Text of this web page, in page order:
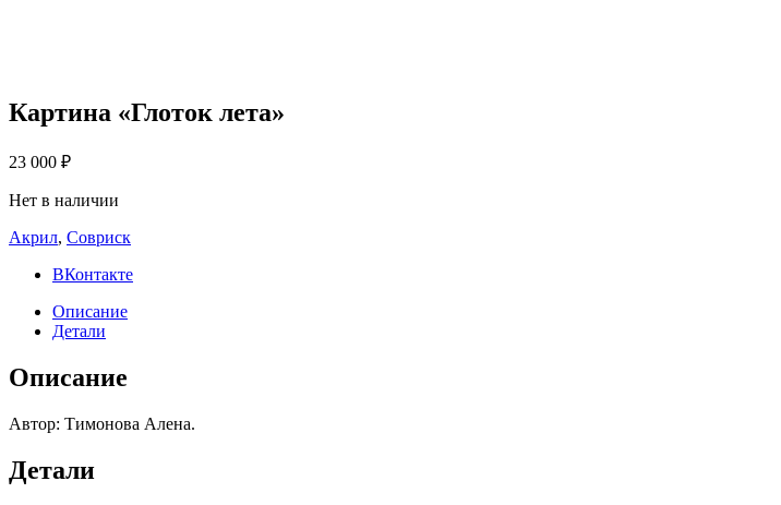
Картина «Глоток лета»
23 000 ₽
Нет в наличии
Акрил, Совриск
ВКонтакте
Описание
Детали
Описание
Автор: Тимонова Алена.
Детали